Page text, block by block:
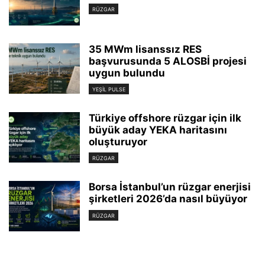
RÜZGAR
35 MWm lisanssız RES
başvurusunda 5 ALOSBİ projesi
uygun bulundu
YEŞIL PULSE
Türkiye offshore rüzgar için ilk
büyük aday YEKA haritasını
oluşturuyor
RÜZGAR
Borsa İstanbul’un rüzgar enerjisi
şirketleri 2026’da nasıl büyüyor
RÜZGAR